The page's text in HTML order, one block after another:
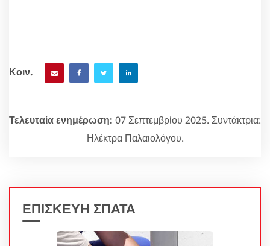
Κοιν.
Τελευταία ενημέρωση: 07 Σεπτεμβρίου 2025. Συντάκτρια:
Ηλέκτρα Παλαιολόγου.
ΕΠΙΣΚΕΥΗ ΣΠΑΤΑ